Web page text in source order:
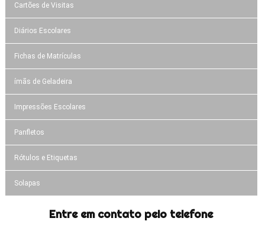
Cartões de Visitas
Diários Escolares
Fichas de Matrículas
ímãs de Geladeira
Impressões Escolares
Panfletos
Rótulos e Etiquetas
Solapas
Entre em contato pelo telefone